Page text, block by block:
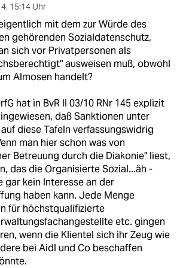
, 15:14 Uhr
mit dem zur Würde des
gehörenden Sozialdatenschutz,
sich vor Privatpersonen als
ausweisen muß, obwohl
Almosen handelt?
hat in BvR II 03/10 RNr 145 explizit
daß Sanktionen unter
diese Tafeln verfassungswidrig
man hier schon was von
Betreuung durch die Diakonie" liest,
das die Organisierte Sozial...äh -
gar kein Interesse an der
haben kann. Jede Menge
für höchstqualifizierte
etc. gingen
wenn die Klientel sich ihr Zeug wie
bei Aidl und Co beschaffen